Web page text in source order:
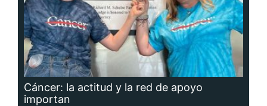
Cáncer: la actitud y la red de apoyo
importan